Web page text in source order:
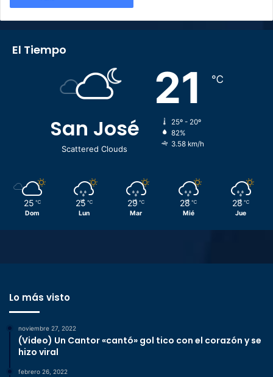
El Tiempo
San José
Scattered Clouds
21 ℃
25º - 20º
82%
3.58 km/h
25 ℃
Dom
25 ℃
Lun
29 ℃
Mar
28 ℃
Mié
28 ℃
Jue
Lo más visto
noviembre 27, 2022
(Video) Un Cantor «cantó» gol tico con el corazón y se
hizo viral
febrero 26, 2022